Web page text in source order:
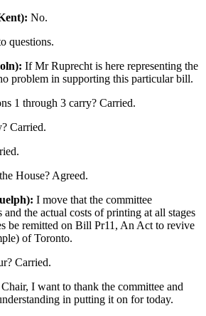
No.
questions.
If Mr Ruprecht is here representing the
problem in supporting this particular bill.
1 through 3 carry? Carried.
Carried.
House? Agreed.
I move that the committee
and the actual costs of printing at all stages
be remitted on Bill Pr11, An Act to revive
of Toronto.
Carried.
I want to thank the committee and
in putting it on for today.